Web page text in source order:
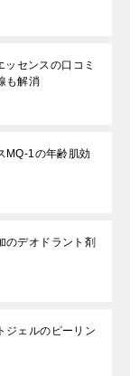
センスの口コミ
も解消
MQ-1の年齢肌効
のデオドラント剤
ジェルのピーリン